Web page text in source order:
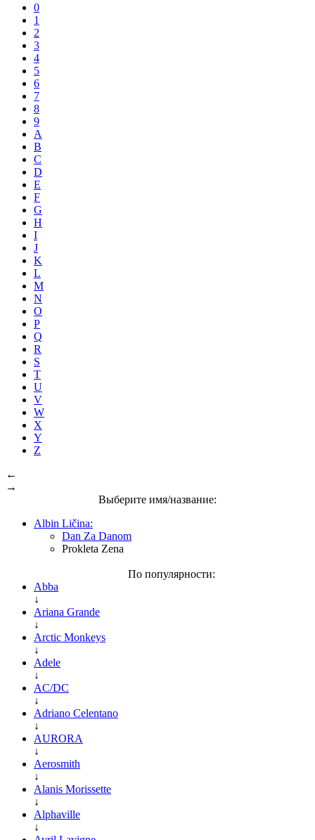
0
1
2
3
4
5
6
7
8
9
A
B
C
D
E
F
G
H
I
J
K
L
M
N
O
P
Q
R
S
T
U
V
W
X
Y
Z
←
→
Выберите имя/название:
Albin Ličina:
Dan Za Danom
Prokleta Zena
По популярности:
Abba
↓
Ariana Grande
↓
Arctic Monkeys
↓
Adele
↓
AC/DC
↓
Adriano Celentano
↓
AURORA
↓
Aerosmith
↓
Alanis Morissette
↓
Alphaville
↓